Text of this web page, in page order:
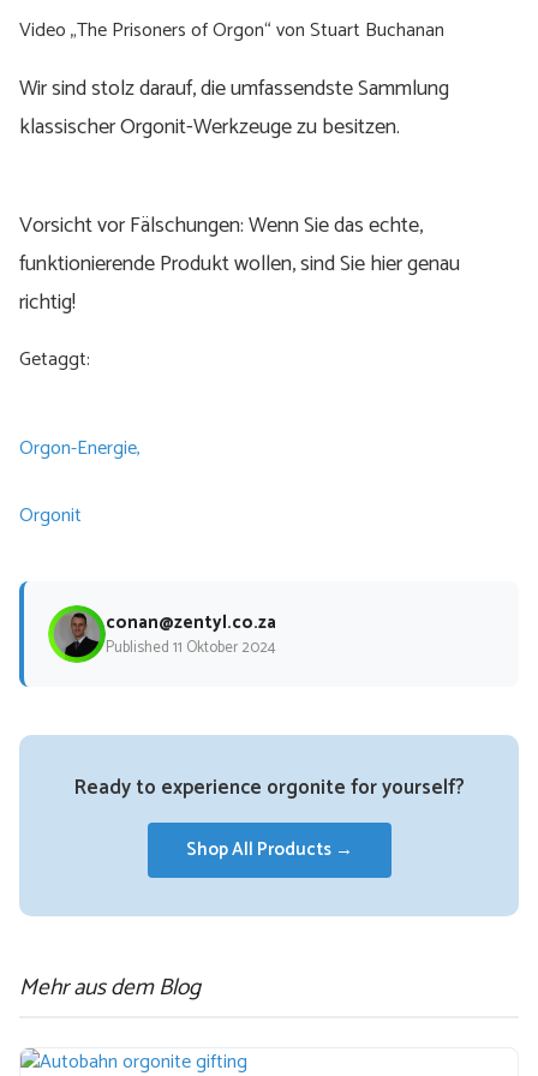
Video „The Prisoners of Orgon“ von Stuart Buchanan
Wir sind stolz darauf, die umfassendste Sammlung
klassischer Orgonit-Werkzeuge zu besitzen.
Vorsicht vor Fälschungen: Wenn Sie das echte,
funktionierende Produkt wollen, sind Sie hier genau
richtig!
Getaggt:
Orgon-Energie,
Orgonit
conan@zentyl.co.za
Published 11 Oktober 2024
Ready to experience orgonite for yourself?
Shop All Products →
Mehr aus dem Blog